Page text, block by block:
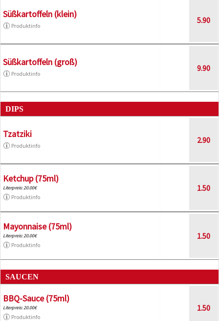
Süßkartoffeln (klein)
Produktinfo
5.90
Süßkartoffeln (groß)
Produktinfo
9.90
DIPS
Tzatziki
Produktinfo
2.90
Ketchup (75ml)
Literpreis: 20.00€
Produktinfo
1.50
Mayonnaise (75ml)
Literpreis: 20.00€
Produktinfo
1.50
SAUCEN
BBQ-Sauce (75ml)
Literpreis: 20.00€
Produktinfo
1.50